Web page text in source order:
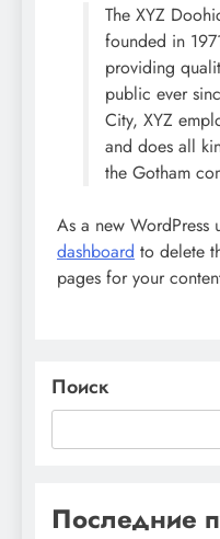
The XYZ
founded in
providing
public ever
City, XYZ
and does all
the Gotham
As a new WordPress
dashboard to delete
pages for your
Поиск
Последние